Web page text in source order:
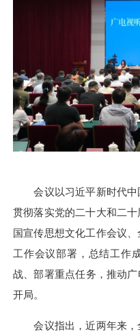
会议以习近平新时代
贯彻落实党的二十大和二
国宣传思想文化工作会议
工作会议部署，总结工作
战、部署重点任务，推动
开局。
会议指出，近两年来